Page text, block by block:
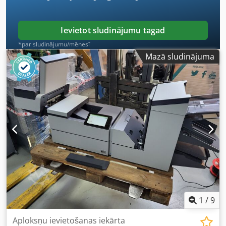
Ievietot sludinājumu tagad
*par sludinājumu/mēnesī
Mazā sludinājuma
1 /9
Aploksņu ievietošanas iekārta